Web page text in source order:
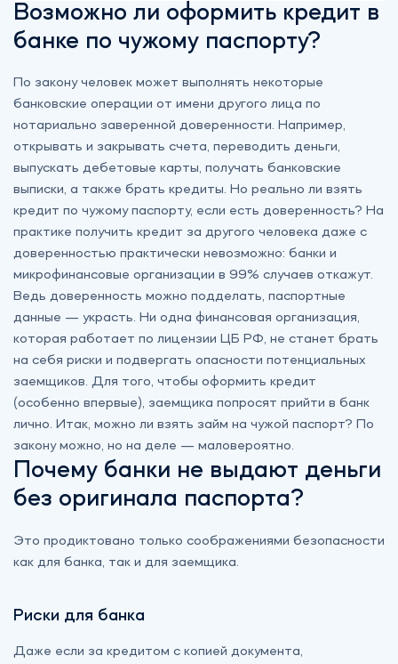
Возможно ли оформить кредит в
банке по чужому паспорту?
По закону человек может выполнять некоторые
банковские операции от имени другого лица по
нотариально заверенной доверенности. Например,
открывать и закрывать счета, переводить деньги,
выпускать дебетовые карты, получать банковские
выписки, а также брать кредиты. Но реально ли взять
кредит по чужому паспорту, если есть доверенность? На
практике получить кредит за другого человека даже с
доверенностью практически невозможно: банки и
микрофинансовые организации в 99% случаев откажут.
Ведь доверенность можно подделать, паспортные
данные — украсть. Ни одна финансовая организация,
которая работает по лицензии ЦБ РФ, не станет брать
на себя риски и подвергать опасности потенциальных
заемщиков. Для того, чтобы оформить кредит
(особенно впервые), заемщика попросят прийти в банк
лично. Итак, можно ли взять займ на чужой паспорт? По
закону можно, но на деле — маловероятно.
Почему банки не выдают деньги
без оригинала паспорта?
Это продиктовано только соображениями безопасности
как для банка, так и для заемщика.
Риски для банка
Даже если за кредитом с копией документа,